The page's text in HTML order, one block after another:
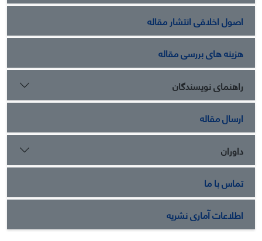
اصول اخلاقی انتشار مقاله
هزینه های بررسی مقاله
راهنمای نویسندگان
ارسال مقاله
داوران
تماس با ما
اطلاعات آماری نشریه